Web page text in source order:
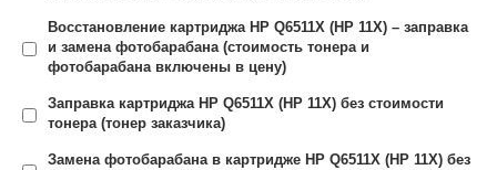
Восстановление картриджа HP Q6511X (HP 11X) – заправка
и замена фотобарабана (стоимость тонера и
фотобарабана включены в цену)
Заправка картриджа HP Q6511X (HP 11X) без стоимости
тонера (тонер заказчика)
Замена фотобарабана в картридже HP Q6511X (HP 11X) без